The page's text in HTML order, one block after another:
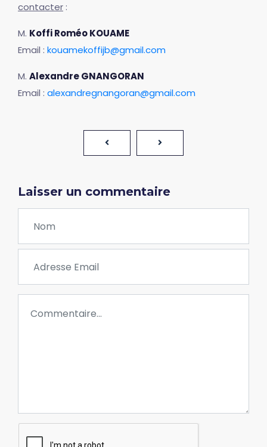
contacter :
M. Koffi Roméo KOUAME
Email : kouamekoffijb@gmail.com
M. Alexandre GNANGORAN
Email : alexandregnangoran@gmail.com
Laisser un commentaire